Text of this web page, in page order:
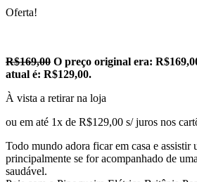
Oferta!
R$169,00 O preço original era:
atual é: R$129,00.
À vista a retirar na loja
ou em até 1x de R$129,00 s/ juros nos
Todo mundo adora ficar em casa e assistir
principalmente se for acompanhado de
saudável.